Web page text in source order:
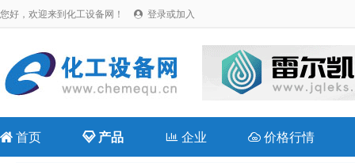
您好，欢迎来到化工设备网！  登录或加入
 首页 产品 企业 价格行情